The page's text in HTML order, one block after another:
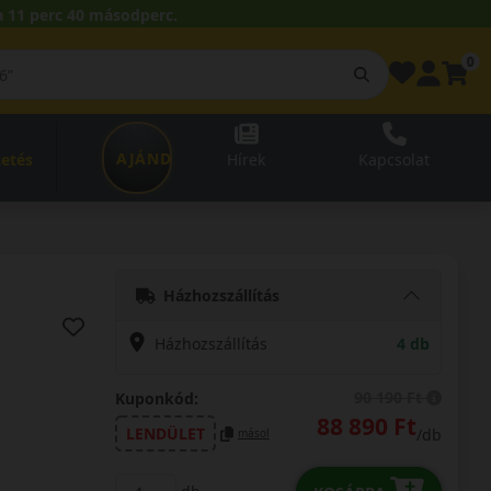
11 perc 39 másodperc.
AJÁNDÉKUTALVÁNY
Házhozszállítás
Házhozszállítás 4 db
Kuponkód:
LENDÜLET
másol 88 890 Ft/db